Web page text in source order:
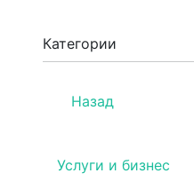
Категории
Назад
Услуги и бизнес